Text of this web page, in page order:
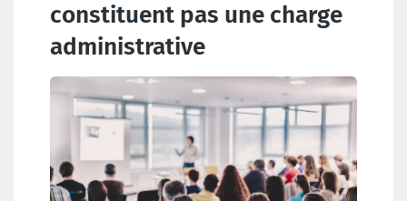
constituent pas une charge
administrative